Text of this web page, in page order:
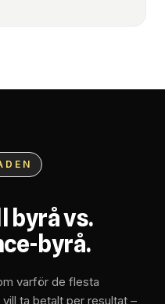
byrå vs.
byrå.
varför de flesta
ta betalt per resultat –